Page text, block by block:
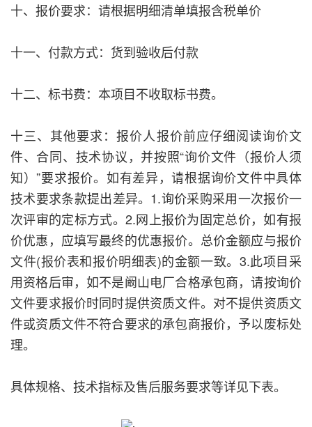
十、报价要求：请根据明细清单填报含税单价
十一、付款方式：货到验收后付款
十二、标书费：本项目不收取标书费。
十三、其他要求：报价人报价前应仔细阅读询价文
件、合同、技术协议，并按照“询价文件（报价人须
知）”要求报价。如有差异，请根据询价文件中具体
技术要求条款提出差异。1.询价采购采用一次报价一
次评审的定标方式。2.网上报价为固定总价，如有报
价优惠，应填写最终的优惠报价。总价金额应与报价
文件(报价表和报价明细表)的金额一致。3.此项目采
用资格后审，如不是阚山电厂合格承包商，请按询价
文件要求报价时同时提供资质文件。对不提供资质文
件或资质文件不符合要求的承包商报价，予以废标处
理。
具体规格、技术指标及售后服务要求等详见下表。